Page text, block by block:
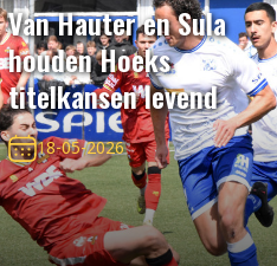
Van Hauter en Sula
houden Hoeks
titelkansen levend
18-05-2026